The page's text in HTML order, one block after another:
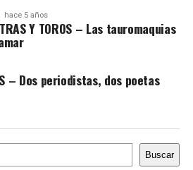
hace 5 años
Y TOROS – Las tauromaquias
– Dos periodistas, dos poetas
Buscar